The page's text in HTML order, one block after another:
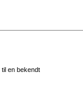
til en bekendt